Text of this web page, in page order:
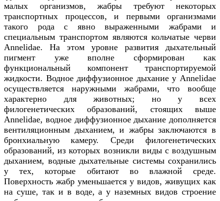
малых организмов, жабры требуют некоторых
транспортных процессов, и первыми организмами
такого рода с явно выраженными жабрами и
специальным транспортом являются кольчатые черви
Annelidae. На этом уровне развития дыхательный
пигмент уже вполне сформирован как
функциональный компонент транспортируемой
жидкости. Водное диффузионное дыхание у Annelidae
осуществляется наружными жабрами, что вообще
характерно для животных; но у всех
филогенетических образований, стоящих выше
Annelidae, водное диффузионное дыхание дополняется
вентиляционным дыханием, и жабры заключаются в
бронхиальную камеру. Среди филогенетических
образований, из которых возникли виды с воздушным
дыханием, водные дыхательные системы сохранились
у тех, которые обитают во влажной среде.
Поверхность жабр уменьшается у видов, живущих как
на суше, так и в воде, а у наземных видов строение